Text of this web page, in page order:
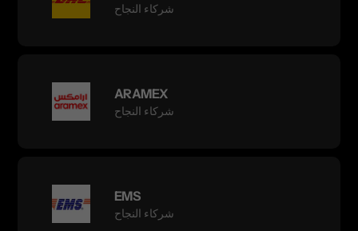
شركاء النجاح
ARAMEX
شركاء النجاح
EMS
شركاء النجاح